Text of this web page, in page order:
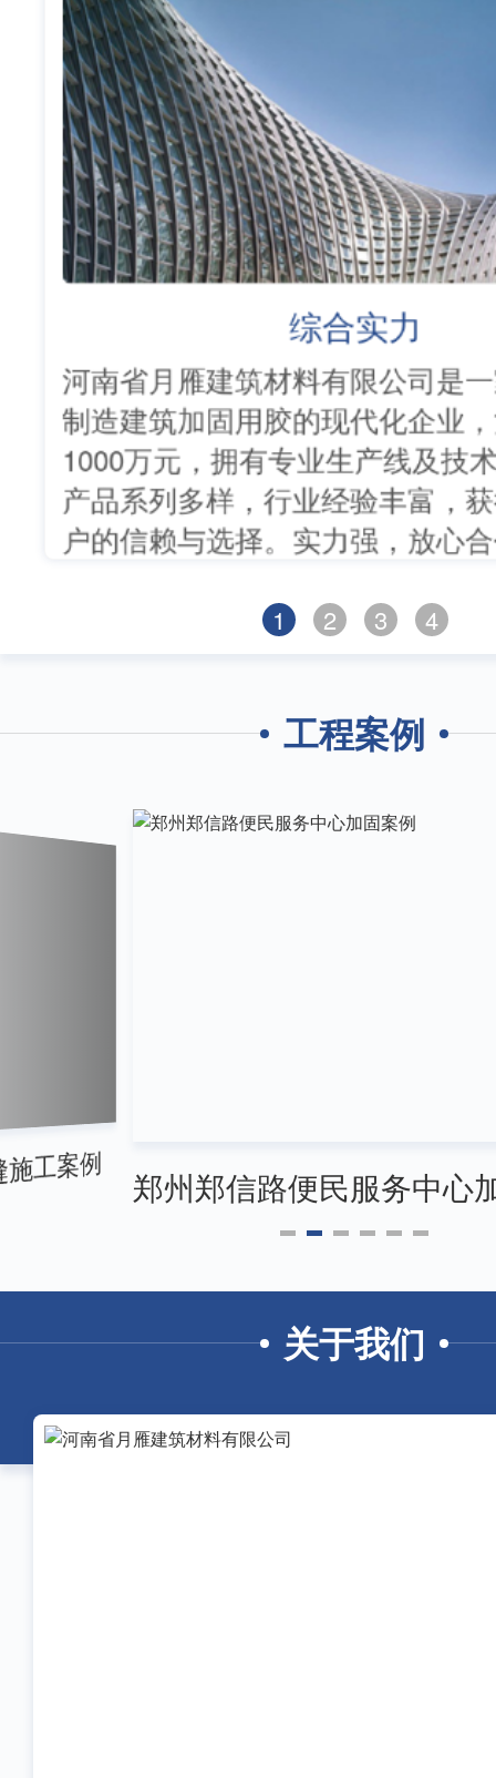
综合实力
河南省月雁建筑材料有限公司是
制造建筑加固用胶的现代化企业
1000万元，拥有专业生产线及技
产品系列多样，行业经验丰富，
户的信赖与选择。实力强，放心
1 2 3 4
工程案例
工案例
关于我们